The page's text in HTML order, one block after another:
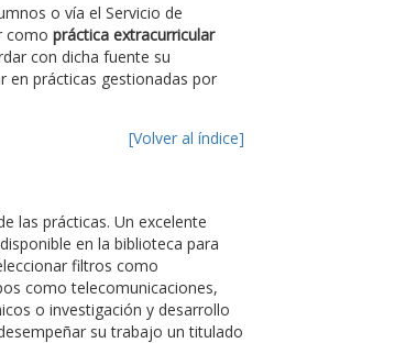
o vía el Servicio de
como práctica extracurricular
con dicha fuente su
en prácticas gestionadas por
[Volver al índice]
las prácticas. Un excelente
en la biblioteca para
filtros como
como telecomunicaciones,
o investigación y desarrollo
su trabajo un titulado